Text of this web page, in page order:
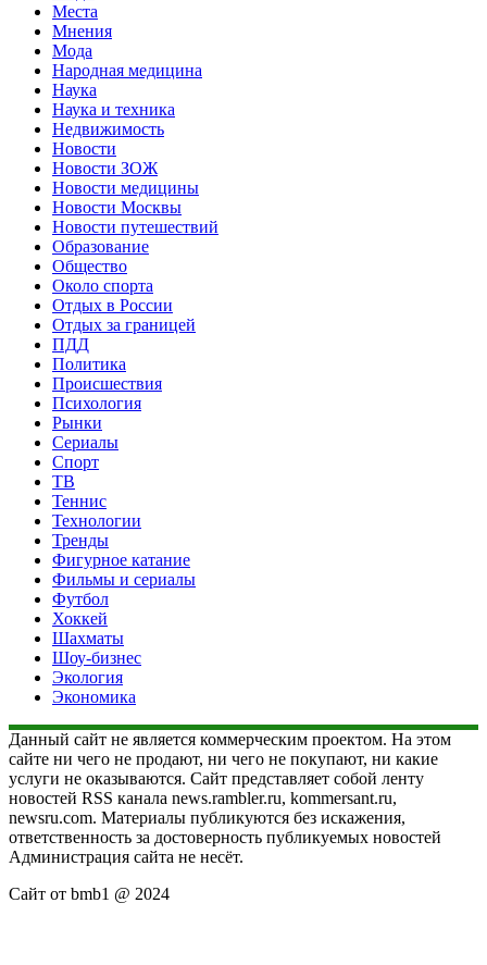
Места
Мнения
Мода
Народная медицина
Наука
Наука и техника
Недвижимость
Новости
Новости ЗОЖ
Новости медицины
Новости Москвы
Новости путешествий
Образование
Общество
Около спорта
Отдых в России
Отдых за границей
ПДД
Политика
Происшествия
Психология
Рынки
Сериалы
Спорт
ТВ
Теннис
Технологии
Тренды
Фигурное катание
Фильмы и сериалы
Футбол
Хоккей
Шахматы
Шоу-бизнес
Экология
Экономика
Данный сайт не является коммерческим проектом. На этом
сайте ни чего не продают, ни чего не покупают, ни какие
услуги не оказываются. Сайт представляет собой ленту
новостей RSS канала news.rambler.ru, kommersant.ru,
newsru.com. Материалы публикуются без искажения,
ответственность за достоверность публикуемых новостей
Администрация сайта не несёт.
Сайт от bmb1 @ 2024